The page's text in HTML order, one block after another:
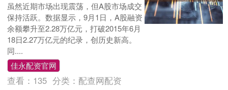
虽然近期市场出现震荡，但A股市场成交
保持活跃。数据显示，9月1日，A股融资
余额攀升至2.28万亿元，打破2015年6月
18日2.27万亿元的纪录，创历史新高。
同....
佳永配资官网
查看： 135 分类： 配查网配资